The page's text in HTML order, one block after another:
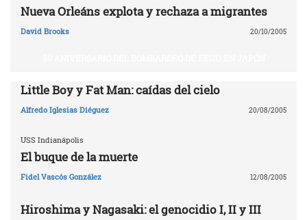
Nueva Orleáns explota y rechaza a migrantes
David Brooks 20/10/2005
Little Boy y Fat Man: caídas del cielo
Alfredo Iglesias Diéguez 20/08/2005
USS Indianápolis
El buque de la muerte
Fidel Vascós González 12/08/2005
Hiroshima y Nagasaki: el genocidio I, II y III